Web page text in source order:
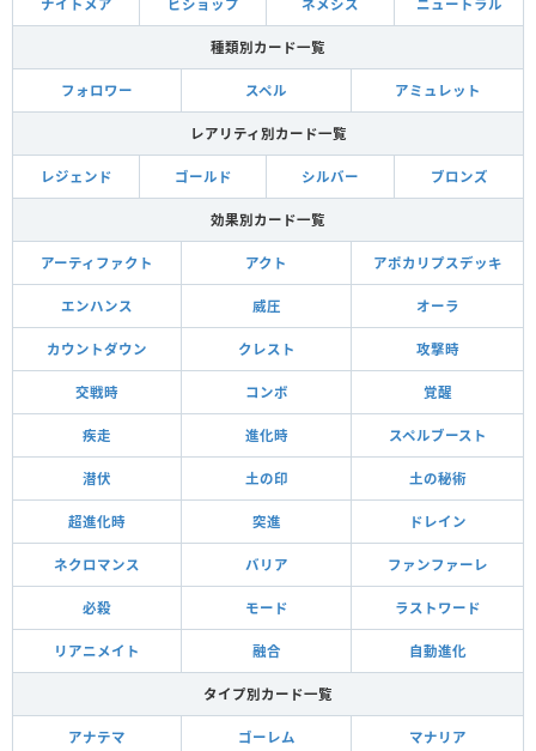
ナイトメア ビショップ ネメシス ニュートラル
種類別カード一覧
フォロワー スペル アミュレット
レアリティ別カード一覧
レジェンド ゴールド シルバー ブロンズ
効果別カード一覧
アーティファクト アクト アポカリプスデッキ
エンハンス 威圧 オーラ
カウントダウン クレスト 攻撃時
交戦時 コンボ 覚醒
疾走 進化時 スペルブースト
潜伏 土の印 土の秘術
超進化時 突進 ドレイン
ネクロマンス バリア ファンファーレ
必殺 モード ラストワード
リアニメイト 融合 自動進化
タイプ別カード一覧
アナテマ ゴーレム マナリア